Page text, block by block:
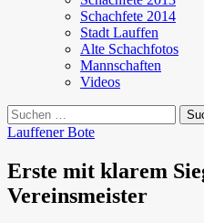
Schachfete 2014
Stadt Lauffen
Alte Schachfotos
Mannschaften
Videos
Suchen
nach:
Lauffener Bote
Erste mit klarem
Vereinsmeister